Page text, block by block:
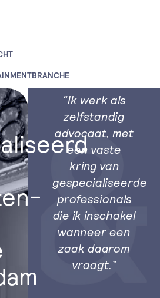
“Ik werk als
zelfstandig
advocaat, met
een vaste
kring van
gespecialiseerde
professionals
die ik inschakel
wanneer een
zaak daarom
vraagt.”